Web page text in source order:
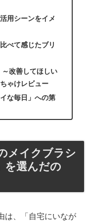
用シーンをイメ
べて感じたブリ
～改善してほしい
ゃけレビュー
な毎日」への第
メイクブラシ
を選んだの
は、「自宅にいなが